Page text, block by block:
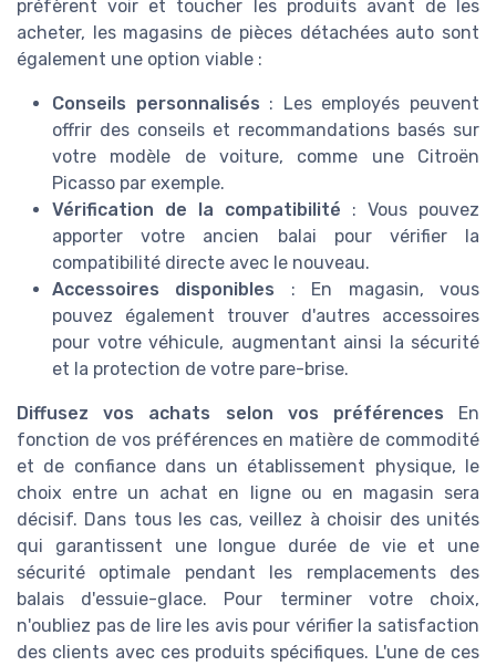
préfèrent voir et toucher les produits avant de les
acheter, les magasins de pièces détachées auto sont
également une option viable :
Conseils personnalisés : Les employés peuvent
offrir des conseils et recommandations basés sur
votre modèle de voiture, comme une Citroën
Picasso par exemple.
Vérification de la compatibilité : Vous pouvez
apporter votre ancien balai pour vérifier la
compatibilité directe avec le nouveau.
Accessoires disponibles : En magasin, vous
pouvez également trouver d'autres accessoires
pour votre véhicule, augmentant ainsi la sécurité
et la protection de votre pare-brise.
Diffusez vos achats selon vos préférences En
fonction de vos préférences en matière de commodité
et de confiance dans un établissement physique, le
choix entre un achat en ligne ou en magasin sera
décisif. Dans tous les cas, veillez à choisir des unités
qui garantissent une longue durée de vie et une
sécurité optimale pendant les remplacements des
balais d'essuie-glace. Pour terminer votre choix,
n'oubliez pas de lire les avis pour vérifier la satisfaction
des clients avec ces produits spécifiques. L'une de ces